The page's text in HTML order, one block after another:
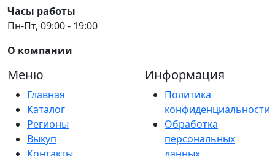
Часы работы
Пн-Пт, 09:00 - 19:00
О компании
Меню
Главная
Каталог
Регионы
Выкуп
Информация
Политика
конфиденциальности
Обработка
персональных